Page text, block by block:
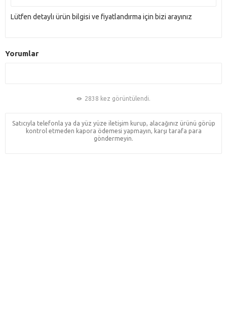
Lütfen detaylı ürün bilgisi ve fiyatlandırma için bizi arayınız
Yorumlar
2838 kez görüntülendi.
Satıcıyla telefonla ya da yüz yüze iletişim kurup, alacağınız ürünü görüp
kontrol etmeden kapora ödemesi yapmayın, karşı tarafa para
göndermeyin.